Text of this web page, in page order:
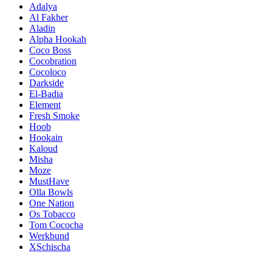
Adalya
Al Fakher
Aladin
Alpha Hookah
Coco Boss
Cocobration
Cocoloco
Darkside
El-Badia
Element
Fresh Smoke
Hoob
Hookain
Kaloud
Misha
Moze
MustHave
Olla Bowls
One Nation
Os Tobacco
Tom Cococha
Werkbund
XSchischa